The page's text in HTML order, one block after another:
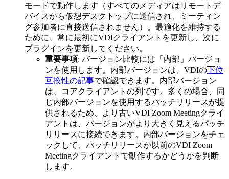
モードで動作します（すべてのメディアはリモートデ
バイスから仮想デスクトップに送信され、ミーティン
グ参加者に直接送信されません）。最適化を維持する
ために、常に最初にVDIクライアントを更新し、次に
プラグインを更新してください。
重要事項: バージョン比較には「内部」バージョ
ンを使用します。内部バージョンは、VDIの下位
互換性の記事で確認できます。内部バージョン
は、コアクライアントの列です。多くの場合、同
じ内部バージョンを使用するパッチリリースが提
供されるため、より古いVDI Zoom Meetingクライ
アントは、バージョンがより大きく見えるパッチ
リリースに接続できます。内部バージョンをチェ
ックして、パッチリリースが以前のVDI Zoom
Meetingクライアントで動作するかどうかを判断
します。